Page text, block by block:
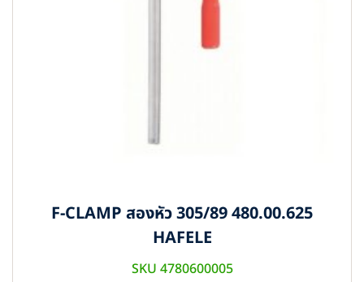
F-CLAMP สองหัว 305/89 480.00.625
HAFELE
SKU 4780600005